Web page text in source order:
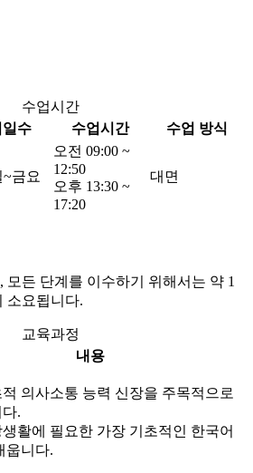
수업시간
일수 수업시간 수업 방식
금요
오전 09:00 ~
12:50
오후 13:30 ~
17:20
대면
모든 단계를 이수하기 위해서는 약 1
소요됩니다.
교육과정
내용
적 의사소통 능력 신장을 주목적으로
.
생활에 필요한 가장 기초적인 한국어
웁니다.